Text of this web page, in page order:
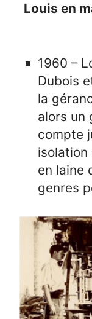
Louis en
1960 –
Dubois
la
alors un
compte
en laine
genres